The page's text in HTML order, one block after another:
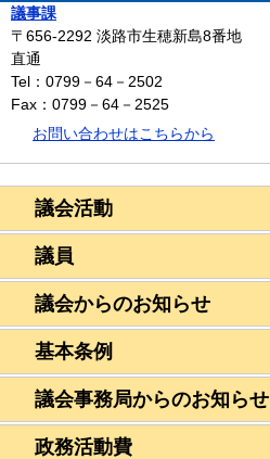
議会活動
議員
議会からのお知らせ
基本条例
議会事務局からのお知らせ
政務活動費
議事課
〒656-2292 淡路市生穂新島8番地
直通
Tel：0799－64－2502
Fax：0799－64－2525
お問い合わせはこちらから